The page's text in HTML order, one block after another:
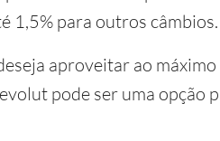
1,5% para outros
aproveitar ao
pode ser uma opção